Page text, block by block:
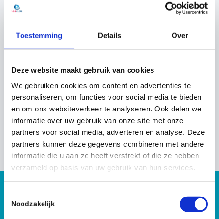
Toestemming Details Over
Deze website maakt gebruik van cookies
We gebruiken cookies om content en advertenties te
personaliseren, om functies voor social media te bieden
en om ons websiteverkeer te analyseren. Ook delen we
informatie over uw gebruik van onze site met onze
partners voor social media, adverteren en analyse. Deze
partners kunnen deze gegevens combineren met andere
informatie die u aan ze heeft verstrekt of die ze hebben
verzameld op basis van uw gebruik van hun services.
Noodzakelijk
“Het werk is zwaar, maar ik ben blij dat ik dit met
respect voor de betreffende persoon en de
nabestaanden mag doen.”
Werkt bij ‘De Profs’